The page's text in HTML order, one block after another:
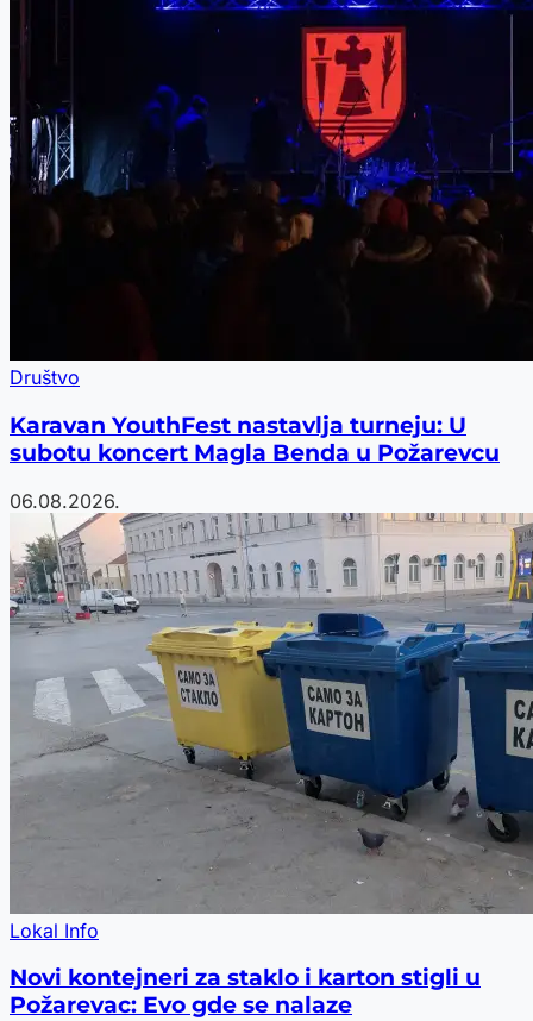
Društvo
Karavan YouthFest nastavlja turneju: U
subotu koncert Magla Benda u Požarevcu
06.08.2026.
Lokal Info
Novi kontejneri za staklo i karton stigli u
Požarevac: Evo gde se nalaze